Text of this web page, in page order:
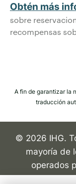
Obtén más
sobre
recompensas
A fin de garantizar la
traducción
© 2026 IHG.
mayoría de
operados